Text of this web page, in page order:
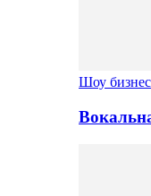
Шоу бизнес